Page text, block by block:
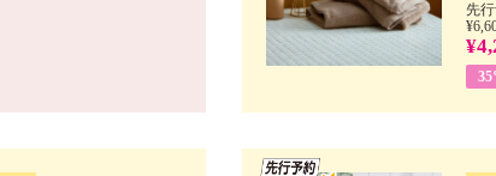
先